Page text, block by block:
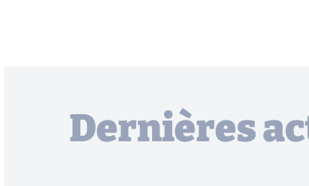
Dernières